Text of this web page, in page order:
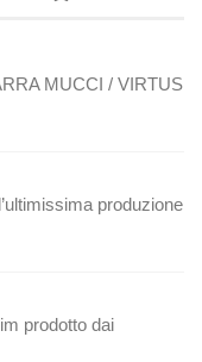
MUCCI / VIRTUS
produzione
prodotto dai